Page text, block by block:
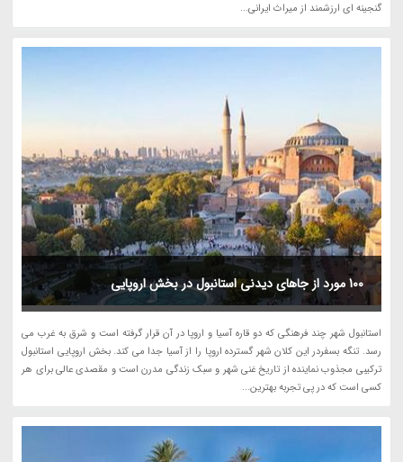
گنجینه ای ارزشمند از میراث ایرانی...
100 مورد از جاهای دیدنی استانبول در بخش اروپایی
استانبول شهر چند فرهنگی که دو قاره آسیا و اروپا در آن قرار گرفته است و شرق به غرب می
رسد. تنگه بسفردر این کلان شهر گسترده اروپا را از آسیا جدا می کند. بخش اروپایی استانبول
ترکیبی مجذوب نماینده از تاریخ غنی شهر و سبک زندگی مدرن است و مقصدی عالی برای هر
کسی است که در پی تجربه بهترین...